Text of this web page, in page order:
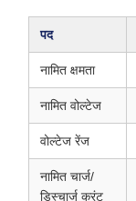
पद
नामित क्षमता
नामित वोल्टेज
वोल्टेज रेंज
नामित चार्ज/
डिस्चार्ज करंट